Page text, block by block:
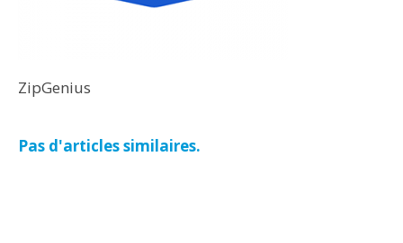
ZipGenius
Pas d'articles similaires.